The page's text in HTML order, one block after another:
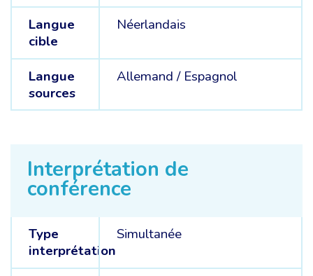
Langue
cible
Néerlandais
Langue
sources
Allemand / Espagnol
Interprétation de
conférence
Type
interprétation
Simultanée